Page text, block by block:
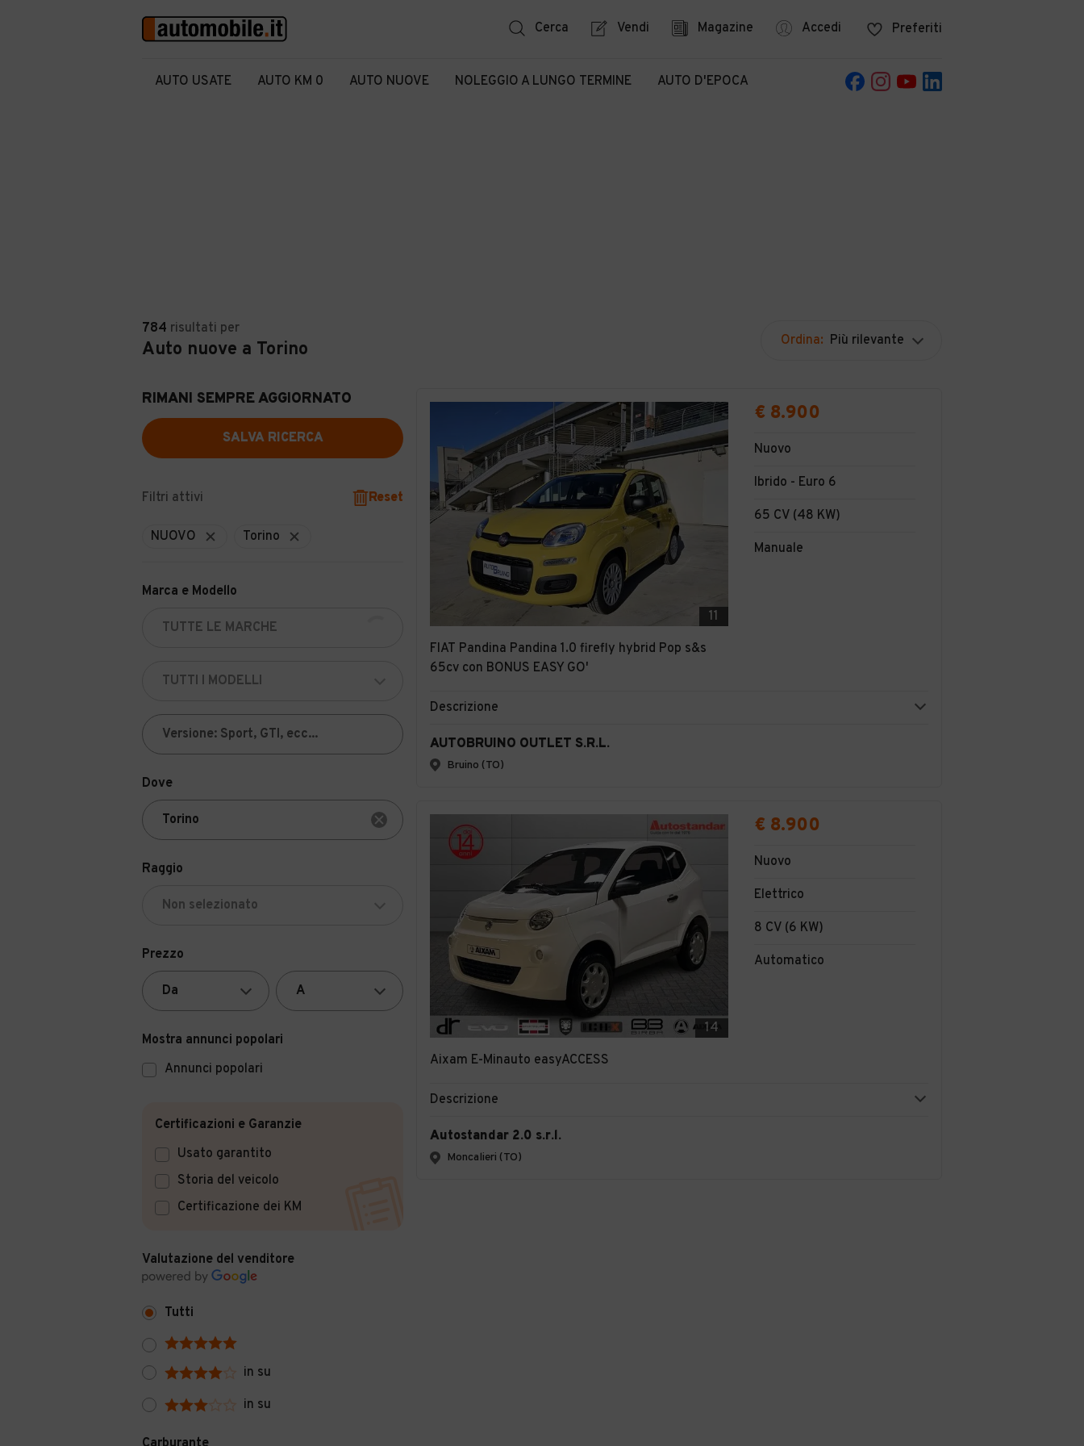
Cerca Vendi Magazine Accedi Preferiti
AUTO USATE AUTO KM 0 AUTO NUOVE NOLEGGIO A LUNGO TERMINE AUTO D'EPOCA
784 risultati per
Auto nuove a Torino Ordina: Più rilevante
RIMANI SEMPRE AGGIORNATO
SALVA RICERCA
Filtri attivi Reset
NUOVO Torino
Marca e Modello
Dove
Raggio
Prezzo
Mostra annunci popolari
Annunci popolari
Certificazioni e Garanzie
Usato garantito
Storia del veicolo
Certificazione dei KM
Valutazione del venditore
Tutti
in su
in su
11
FIAT Pandina Pandina 1.0 firefly hybrid Pop s&s
65cv con BONUS EASY GO'
€ 8.900
Nuovo
Ibrido - Euro 6
65 CV (48 KW)
Manuale
Descrizione
AUTOBRUINO OUTLET S.R.L.
Bruino (TO)
14
Aixam E-Minauto easyACCESS
€ 8.900
Nuovo
Elettrico
8 CV (6 KW)
Automatico
Descrizione
Autostandar 2.0 s.r.l.
Moncalieri (TO)